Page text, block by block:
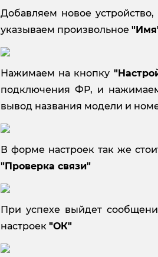
Добавляем новое
указываем произвольное
Нажимаем на кнопку
подключения ФР, и
вывод названия модели и
В форме настроек так же
"Проверка связи"
При успехе выйдет
настроек "ОК"